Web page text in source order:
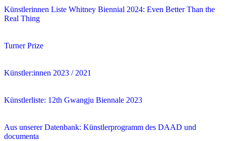
Künstlerinnen Liste Whitney Biennial 2024: Even Better Than the
Real Thing
Turner Prize
Künstler:innen 2023 / 2021
Künstlerliste: 12th Gwangju Biennale 2023
Aus unserer Datenbank: Künstlerprogramm des DAAD und
documenta